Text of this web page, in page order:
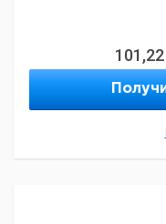
101,22